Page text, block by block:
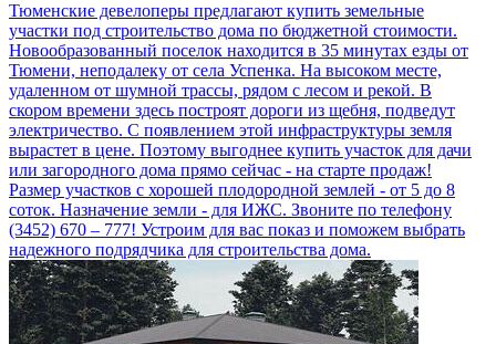
Тюменские девелоперы предлагают купить земельные
участки под строительство дома по бюджетной стоимости.
Новообразованный поселок находится в 35 минутах езды от
Тюмени, неподалеку от села Успенка. На высоком месте,
удаленном от шумной трассы, рядом с лесом и рекой. В
скором времени здесь построят дороги из щебня, подведут
электричество. С появлением этой инфраструктуры земля
вырастет в цене. Поэтому выгоднее купить участок для дачи
или загородного дома прямо сейчас - на старте продаж!
Размер участков с хорошей плодородной землей - от 5 до 8
соток. Назначение земли - для ИЖС. Звоните по телефону
(3452) 670 – 777! Устроим для вас показ и поможем выбрать
надежного подрядчика для строительства дома.